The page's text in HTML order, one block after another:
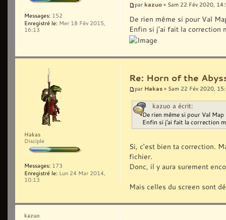
par kazuo » Sam 22 Fév 2020,
De rien même si pour Val
Enfin si j'ai fait la correction
Messages: 152
Enregistré le: Mer 18 Fév 2015,
16:13
Re: Horn of the
par Hakas » Sam 22 Fév 2020,
kazuo a écrit:
De rien même si pour Val
Enfin si j'ai fait la correction
Si, c'est bien ta correction.
fichier.
Donc, il y aura surement
Mais celles du screen sont
Hakas
Disciple
Messages: 173
Enregistré le: Lun 24 Mar 2014,
10:13
kazuo